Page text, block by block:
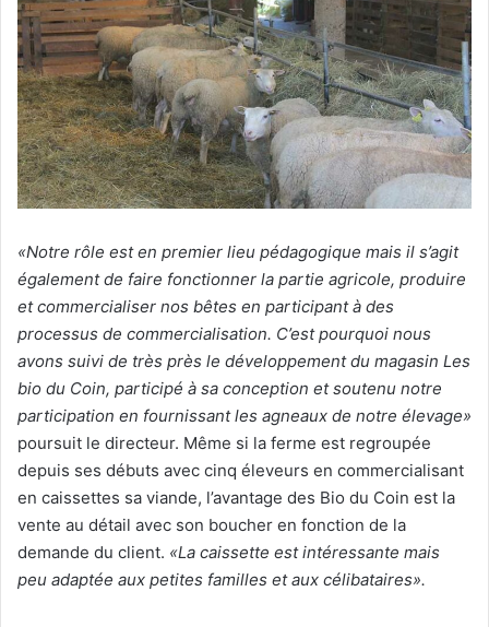
«Notre rôle est en premier lieu pédagogique mais il s’agit
également de faire fonctionner la partie agricole, produire
et commercialiser nos bêtes en participant à des
processus de commercialisation. C’est pourquoi nous
avons suivi de très près le développement du magasin Les
bio du Coin, participé à sa conception et soutenu notre
participation en fournissant les agneaux de notre élevage»
poursuit le directeur. Même si la ferme est regroupée
depuis ses débuts avec cinq éleveurs en commercialisant
en caissettes sa viande, l’avantage des Bio du Coin est la
vente au détail avec son boucher en fonction de la
demande du client. «La caissette est intéressante mais
peu adaptée aux petites familles et aux célibataires».